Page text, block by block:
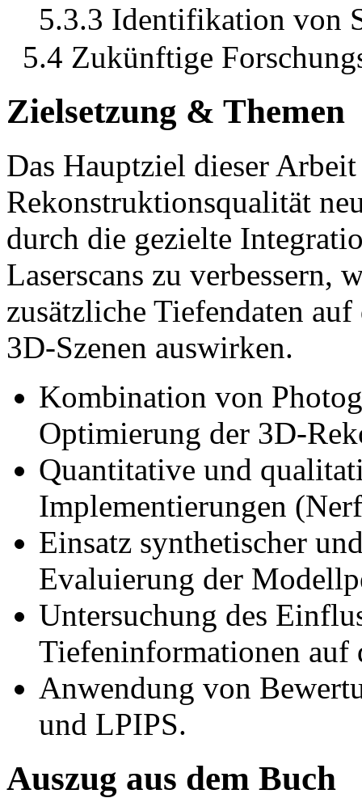
5.3.3 Identifikation von
5.4 Zukünftige
Zielsetzung & Themen
Das Hauptziel dieser
Rekonstruktionsqualität
durch die gezielte
Laserscans zu verbessern,
zusätzliche Tiefendaten
3D-Szenen auswirken.
Kombination von
Optimierung der 3D-
Quantitative und
Implementierungen
Einsatz synthetischer
Evaluierung der
Untersuchung des
Tiefeninformationen auf
Anwendung von
und LPIPS.
Auszug aus dem Buch